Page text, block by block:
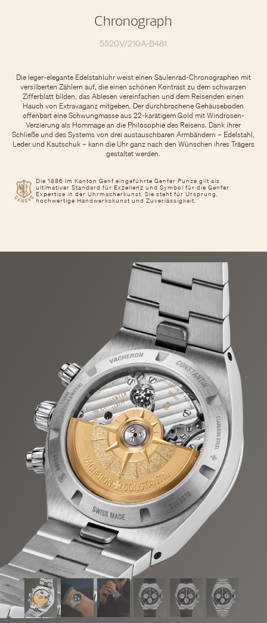
Chronograph
5520V/210A-B481
Die 1886 im Kanton Genf eingeführte Genfer Punze gilt als
ultimativer Standard für Exzellenz und Symbol für die Genfer
Expertise in der Uhrmacherkunst. Sie steht für Ursprung,
hochwertige Handwerkskunst und Zuverlässigkeit.
Die leger-elegante Edelstahluhr weist einen Säulenrad-Chronographen mit
versilberten Zählern auf, die einen schönen Kontrast zu dem schwarzen
Zifferblatt bilden, das Ablesen vereinfachen und dem Reisenden einen
Hauch von Extravaganz mitgeben. Der durchbrochene Gehäuseboden
offenbart eine Schwungmasse aus 22-karätigem Gold mit Windrosen-
Verzierung als Hommage an die Philosophie des Reisens. Dank ihrer
Schließe und des Systems von drei austauschbaren Armbändern – Edelstahl,
Leder und Kautschuk – kann die Uhr ganz nach den Wünschen ihres Trägers
gestaltet werden.